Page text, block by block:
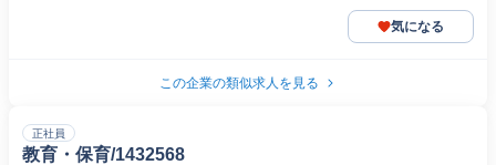
気になる
この企業の類似求人を見る
正社員
教育・保育/1432568